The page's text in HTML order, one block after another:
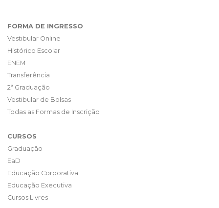
FORMA DE INGRESSO
Vestibular Online
Histórico Escolar
ENEM
Transferência
2ª Graduação
Vestibular de Bolsas
Todas as Formas de Inscrição
CURSOS
Graduação
EaD
Educação Corporativa
Educação Executiva
Cursos Livres